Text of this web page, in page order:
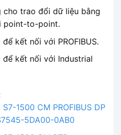
cho trao đổi dữ liệu bằng
point-to-point.
kết nối với PROFIBUS.
kết nối với Industrial
1500 CM PROFIBUS DP
5DA00-0AB0